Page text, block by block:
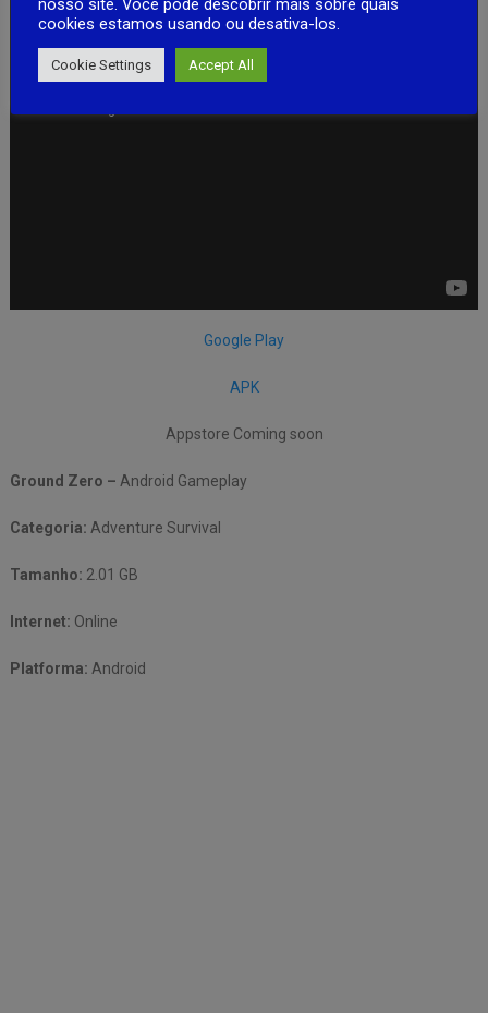
Google Play
APK
Appstore Coming soon
Ground Zero – Android Gameplay
Categoria: Adventure Survival
Tamanho: 2.01 GB
Internet: Online
Platforma: Android
cookies estamos usando ou desativa-los.
Cookie Settings Accept All